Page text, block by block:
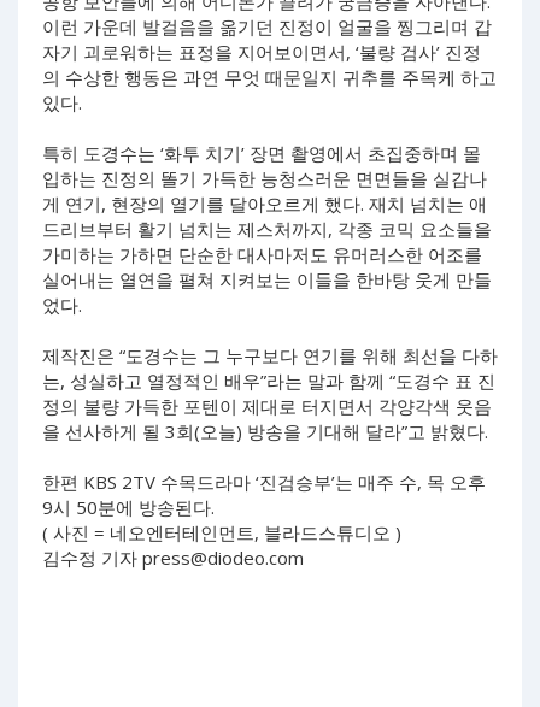
이런 가운데 발걸음을 옮기던 진정이 얼굴을 찡그리며 갑
자기 괴로워하는 표정을 지어보이면서, ‘불량 검사’ 진정
의 수상한 행동은 과연 무엇 때문일지 귀추를 주목케 하고
있다.
특히 도경수는 ‘화투 치기’ 장면 촬영에서 초집중하며 몰
입하는 진정의 똘기 가득한 능청스러운 면면들을 실감나
게 연기, 현장의 열기를 달아오르게 했다. 재치 넘치는 애
드리브부터 활기 넘치는 제스처까지, 각종 코믹 요소들을
가미하는 가하면 단순한 대사마저도 유머러스한 어조를
실어내는 열연을 펼쳐 지켜보는 이들을 한바탕 웃게 만들
었다.
제작진은 “도경수는 그 누구보다 연기를 위해 최선을 다하
는, 성실하고 열정적인 배우”라는 말과 함께 “도경수 표 진
정의 불량 가득한 포텐이 제대로 터지면서 각양각색 웃음
을 선사하게 될 3회(오늘) 방송을 기대해 달라”고 밝혔다.
한편 KBS 2TV 수목드라마 ‘진검승부’는 매주 수, 목 오후
9시 50분에 방송된다.
( 사진 = 네오엔터테인먼트, 블라드스튜디오 )
김수정 기자 press@diodeo.com